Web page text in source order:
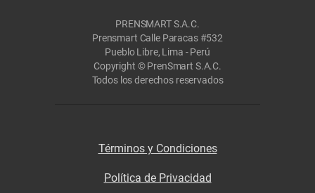
PRENSMART S.A.C.
Prensmart Calle Paracas #532
Pueblo Libre, Lima - Perú
Copyright © PrenSmart S.A.C.
Todos los derechos reservados
Términos y Condiciones
Política de Privacidad